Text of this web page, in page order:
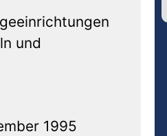
und
1995